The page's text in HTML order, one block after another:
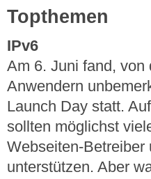
Topthemen
IPv6
Am 6. Juni fand, von
Anwendern
Launch Day statt.
sollten möglichst
Webseiten-
unterstützen. Aber